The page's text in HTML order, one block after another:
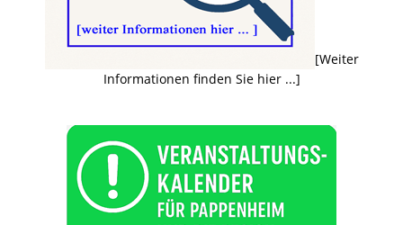
[Weiter
Informationen finden Sie hier ...]